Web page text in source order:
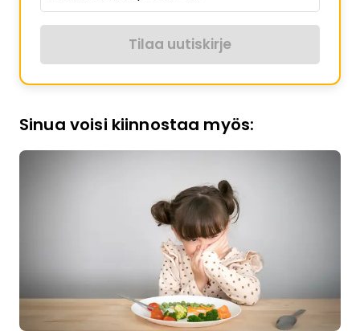
Tilaa uutiskirje
Sinua voisi kiinnostaa myös: